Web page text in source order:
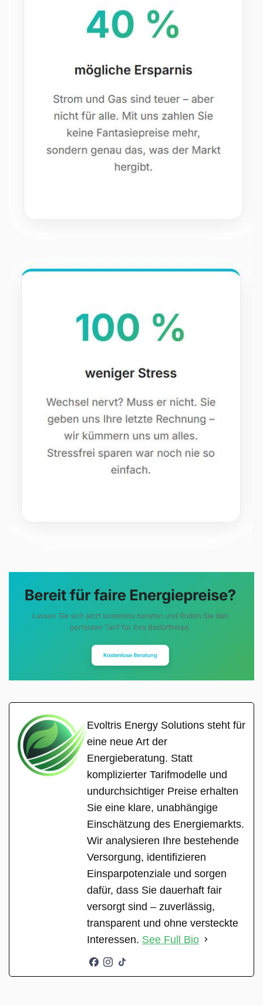
Evoltris Energy Solutions steht für
eine neue Art der
Energieberatung. Statt
komplizierter Tarifmodelle und
undurchsichtiger Preise erhalten
Sie eine klare, unabhängige
Einschätzung des Energiemarkts.
Wir analysieren Ihre bestehende
Versorgung, identifizieren
Einsparpotenziale und sorgen
dafür, dass Sie dauerhaft fair
versorgt sind – zuverlässig,
transparent und ohne versteckte
Interessen. See Full Bio